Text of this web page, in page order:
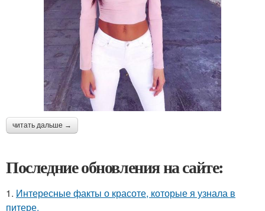
читать дальше →
Последние обновления на сайте:
1. Интересные факты о красоте, которые я узнала в
питере.